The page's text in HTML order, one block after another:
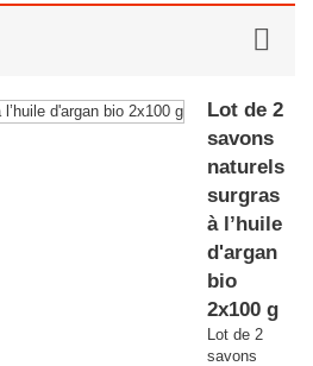
BIO ET ARTISANAT
Lot de 2
savons
naturels
surgras
à l’huile
d'argan
bio
2x100 g
Lot de 2
savons